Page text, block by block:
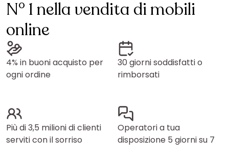
N° 1 nella vendita di mobili
online
4% in buoni acquisto per
ogni ordine
30 giorni soddisfatti o
rimborsati
Più di 3,5 milioni di clienti
serviti con il sorriso
Operatori a tua
disposizione 5 giorni su 7